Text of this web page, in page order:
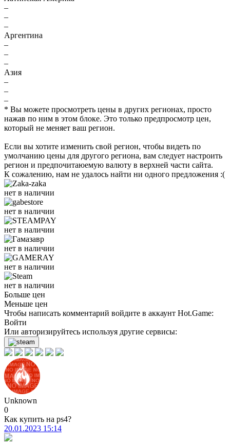
–
–
–
Аргентина
–
–
–
Азия
–
–
–
* Вы можете просмотреть цены в других регионах, просто
нажав по ним в этом блоке. Это только предпросмотр цен,
который не меняет ваш регион.
Если вы хотите изменить свой регион, чтобы видеть по
умолчанию цены для другого региона, вам следует настроить
регион и предпочитаюемую валюту в верхней части сайта.
К сожалению, нам не удалось найти ни одного предложения :(
нет в наличии
нет в наличии
нет в наличии
нет в наличии
нет в наличии
нет в наличии
Больше цен
Меньше цен
Чтобы написать комментарий войдите в аккаунт Hot.Game:
Войти
Или авторизируйтесь используя другие сервисы:
Unknown
0
Как купить на ps4?
20.01.2023 15:14